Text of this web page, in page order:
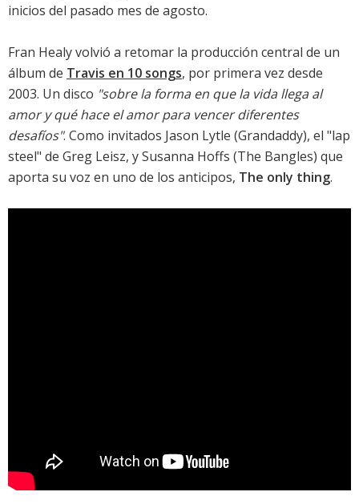
inicios del pasado mes de agosto.
Fran Healy volvió a retomar la producción central de un
álbum de Travis en 10 songs, por primera vez desde
2003. Un disco "sobre la forma en que la vida llega al
amor y qué hace el amor para vencer diferentes
desafíos". Como invitados Jason Lytle (Grandaddy), el "lap
steel" de Greg Leisz, y Susanna Hoffs (The Bangles) que
aporta su voz en uno de los anticipos, The only thing.